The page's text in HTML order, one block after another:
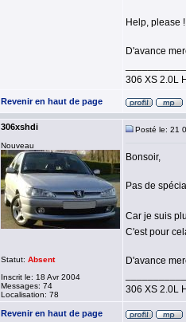
Help, please
D'avance
306 XS 2.0L
Revenir en haut de page
306xshdi
Nouveau
Statut: Absent
Inscrit le: 18 Avr 2004
Messages: 74
Localisation: 78
Posté le: 21
Bonsoir,
Pas de
Car je suis
C'est pour
D'avance
306 XS 2.0L
Revenir en haut de page